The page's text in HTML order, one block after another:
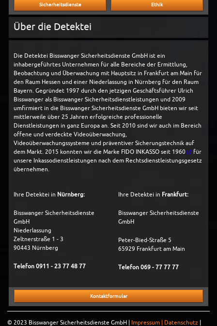
Sicherheitsdienste Ethik
Über die Detektei
Die Detektei Bisswanger Sicherheitsdienste GmbH ist ein
inhabergeführtes Unternehmen für alle Bereiche der Ermittlung,
Beobachtung und Überwachung mit Hauptsitz in Frankfurt am Main für
den Raum Hessen und einer Niederlassung in Nürnberg für den Raum
Bayern. Gegründet 1997 durch den jetzigen Geschäftsführer Ulrich
Bisswanger als Bisswanger Sicherheitsdienstleistungen und 2009
umfirmiert in die Bisswanger Sicherheitsdienste GmbH bieten wir seit
mittlerweile über 25 Jahren erfolgreiche professionelle
Dienstleistungen in ganz Europa an. Seit 2010 sind wir auch im Bereich
offene und verdeckte Videoüberwachung,
Videoüberwachungssysteme und präventiver Sicherungstechnik auf
dem Markt. 2015 konnten wir die Marke FIDO INKASSO seit 1960
für
unsere Inkassodienstleistungen nach dem Rechtsdienstleistungsgesetz
übernehmen.
Ihre Detektei in Nürnberg:
Bisswanger Sicherheitsdienste
GmbH
Niederlassung
Zeltnerstraße 1 - 3
90443 Nürnberg
Telefon 0911 - 23 77 48 77
Ihre Detektei in Frankfurt:
Bisswanger Sicherheitsdienste
GmbH
Peter-Bied-Straße 5
65929 Frankfurt am Main
Telefon 069 - 77 77 77
Kontaktformular
© 2023 Bisswanger Sicherheitsdienste GmbH | Impressum | Datenschutz